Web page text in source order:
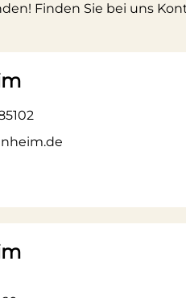
Finden Sie bei uns